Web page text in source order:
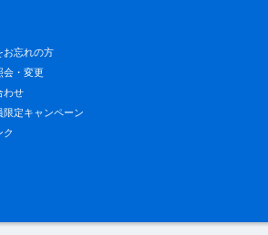
お忘れの方
会・変更
わせ
限定キャンペーン
ク